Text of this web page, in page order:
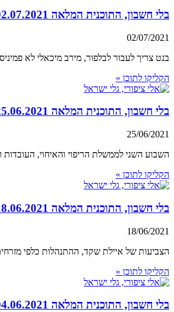
בלי חשבון, התוכנית המלאה 02.07.2021
02/07/2021
בנט צריך לעבור לבלפור, מירב מיכאלי לא פמיניסטית,
הקליקו לתוכן »
בלי חשבון, התוכנית המלאה 25.06.2021
25/06/2021
השבוע השני לממשלת הריפוי והאיחוי,
הקליקו לתוכן »
בלי חשבון, התוכנית המלאה 18.06.2021
18/06/2021
הצביעות של איילת שקד, ההתנהלות כלפי
הקליקו לתוכן »
בלי חשבון, התוכנית המלאה 04.06.2021